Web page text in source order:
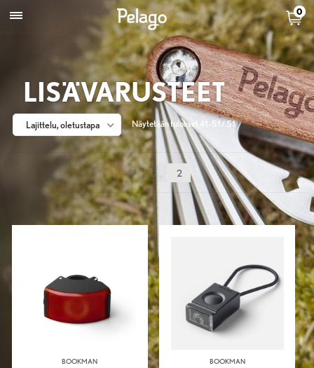
0
LISÄVARUSTEET
Lajittelu, oletustapa Näytetään tulokset 41–51 / 51
1 2
BOOKMAN BOOKMAN